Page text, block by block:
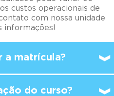
custos operacionais de
com nossa unidade
informações!
a matrícula?
do curso?